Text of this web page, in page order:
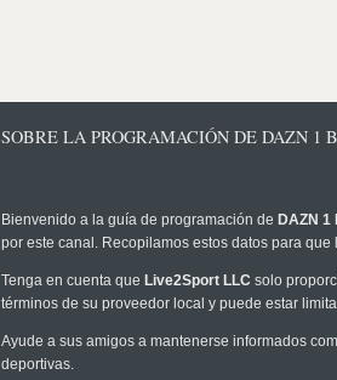
SOBRE LA PROGRAMACIÓN DE DAZN 1
Bienvenido a la guía de programación de DAZN 1
por este canal. Recopilamos estos datos para
Tenga en cuenta que Live2Sport LLC solo
términos de su proveedor local y puede estar
Ayude a sus amigos a mantenerse informados
deportivas.